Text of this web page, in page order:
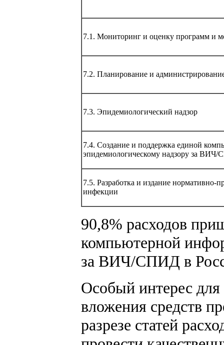
7.1. Мониторинг и оценку программ и
7.2. Планирование и
7.3. Эпидемиологический надзор
7.4. Создание и поддержка единой
эпидемиологическому надзору за
7.5. Разработка и издание
инфекции
90,8% расходов
компьютерной
за ВИЧ/СПИД в
Особый интерес
вложения средств
разрезе статей